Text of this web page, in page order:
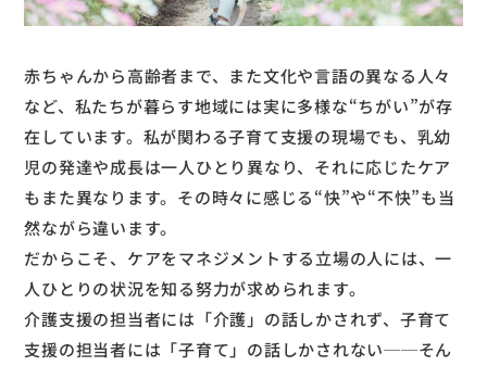
赤ちゃんから高齢者まで、また文化や言語の異なる人々
など、私たちが暮らす地域には実に多様な“ちがい”が存
在しています。私が関わる子育て支援の現場でも、乳幼
児の発達や成長は一人ひとり異なり、それに応じたケア
もまた異なります。その時々に感じる“快”や“不快”も当
然ながら違います。
だからこそ、ケアをマネジメントする立場の人には、一
人ひとりの状況を知る努力が求められます。
介護支援の担当者には「介護」の話しかされず、子育て
支援の担当者には「子育て」の話しかされない──そん